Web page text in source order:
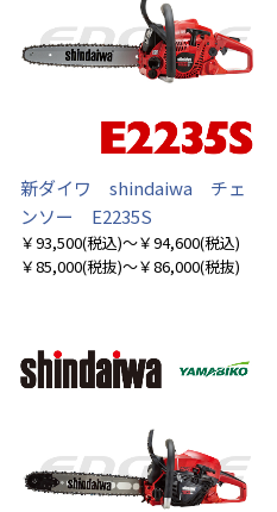
新ダイワ shindaiwa チェ
ンソー E2235S
￥93,500(税込)～￥94,600(税込)
￥85,000(税抜)～￥86,000(税抜)